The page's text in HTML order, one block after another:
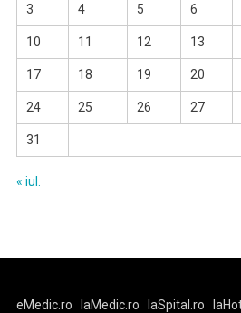
3 4 5 6
10 11 12 13
17 18 19 20
24 25 26 27
31
« iul.
eMedic.ro laMedic.ro laSpital.ro